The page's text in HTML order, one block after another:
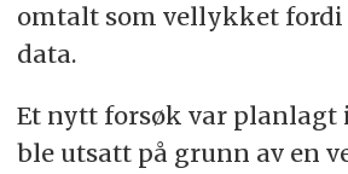
omtalt som vellykket
data.
Et nytt forsøk var planlagt
ble utsatt på grunn av en